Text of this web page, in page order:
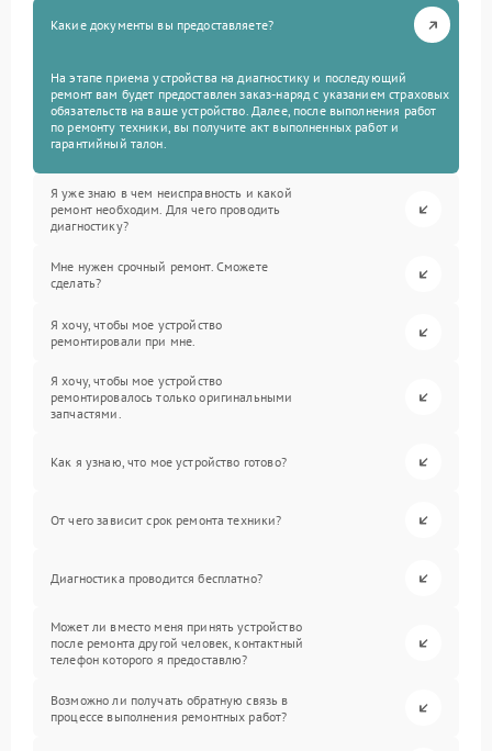
Какие документы вы предоставляете?
На этапе приема устройства на диагностику и последующий
ремонт вам будет предоставлен заказ-наряд с указанием страховых
обязательств на ваше устройство. Далее, после выполнения работ
по ремонту техники, вы получите акт выполненных работ и
гарантийный талон.
Я уже знаю в чем неисправность и какой
ремонт необходим. Для чего проводить
диагностику?
Мне нужен срочный ремонт. Сможете
сделать?
Я хочу, чтобы мое устройство
ремонтировали при мне.
Я хочу, чтобы мое устройство
ремонтировалось только оригинальными
запчастями.
Как я узнаю, что мое устройство готово?
От чего зависит срок ремонта техники?
Диагностика проводится бесплатно?
Может ли вместо меня принять устройство
после ремонта другой человек, контактный
телефон которого я предоставлю?
Возможно ли получать обратную связь в
процессе выполнения ремонтных работ?